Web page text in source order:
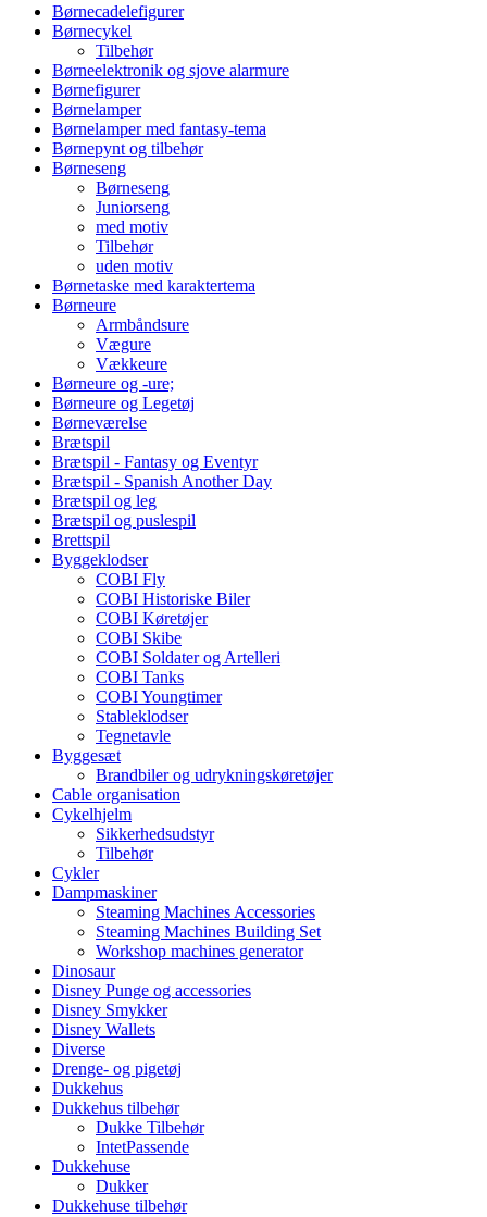
Børnecadelefigurer
Børnecykel
Tilbehør
Børneelektronik og sjove alarmure
Børnefigurer
Børnelamper
Børnelamper med fantasy-tema
Børnepynt og tilbehør
Børneseng
Børneseng
Juniorseng
med motiv
Tilbehør
uden motiv
Børnetaske med karaktertema
Børneure
Armbåndsure
Vægure
Vækkeure
Børneure og -ure;
Børneure og Legetøj
Børneværelse
Brætspil
Brætspil - Fantasy og Eventyr
Brætspil - Spanish Another Day
Brætspil og leg
Brætspil og puslespil
Brettspil
Byggeklodser
COBI Fly
COBI Historiske Biler
COBI Køretøjer
COBI Skibe
COBI Soldater og Artelleri
COBI Tanks
COBI Youngtimer
Stableklodser
Tegnetavle
Byggesæt
Brandbiler og udrykningskøretøjer
Cable organisation
Cykelhjelm
Sikkerhedsudstyr
Tilbehør
Cykler
Dampmaskiner
Steaming Machines Accessories
Steaming Machines Building Set
Workshop machines generator
Dinosaur
Disney Punge og accessories
Disney Smykker
Disney Wallets
Diverse
Drenge- og pigetøj
Dukkehus
Dukkehus tilbehør
Dukke Tilbehør
IntetPassende
Dukkehuse
Dukker
Dukkehuse tilbehør